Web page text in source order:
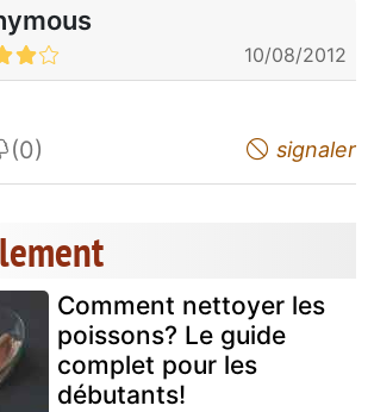
10/08/2012
I do not appreciate signaler
Comment nettoyer les
poissons? Le guide
complet pour les
débutants!